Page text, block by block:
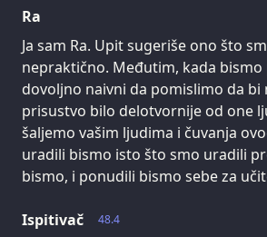
Ra
Ja sam Ra. Upit sugeriše ono što
nepraktično. Međutim, kada
dovoljno naivni da pomislimo da bi
prisustvo bilo delotvornije od one
šaljemo vašim ljudima i čuvanja
uradili bismo isto što smo uradili
bismo, i ponudili bismo sebe za
48.4
Ispitivač